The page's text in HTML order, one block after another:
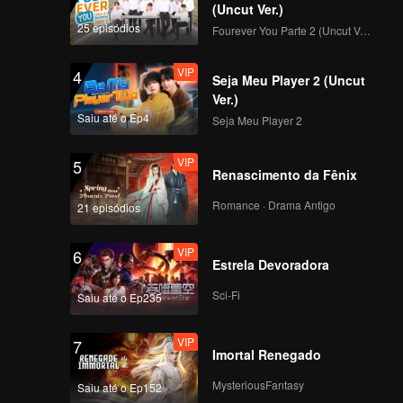
25 episódios
(Uncut Ver.)
Fourever You Parte 2 (Uncut Ver.)
4
Saiu até o Ep4
VIP
Seja Meu Player 2 (Uncut
Ver.)
Seja Meu Player 2
5
21 episódios
VIP
Renascimento da Fênix
Romance · Drama Antigo
6
Saiu até o Ep235
VIP
Estrela Devoradora
Sci-Fi
7
Saiu até o Ep152
VIP
Imortal Renegado
MysteriousFantasy